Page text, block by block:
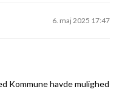
6. maj 2025 17:47
Kommune havde mulighed